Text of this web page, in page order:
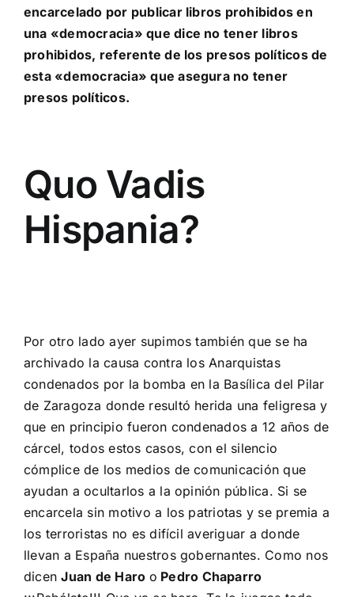
encarcelado por publicar libros prohibidos en
una «democracia» que dice no tener libros
prohibidos, referente de los presos políticos de
esta «democracia» que asegura no tener
presos políticos.
Quo Vadis
Hispania?
Por otro lado ayer supimos también que se ha
archivado la causa contra los Anarquistas
condenados por la bomba en la Basílica del Pilar
de Zaragoza donde resultó herida una feligresa y
que en principio fueron condenados a 12 años de
cárcel, todos estos casos, con el silencio
cómplice de los medios de comunicación que
ayudan a ocultarlos a la opinión pública. Si se
encarcela sin motivo a los patriotas y se premia a
los terroristas no es difícil averiguar a donde
llevan a España nuestros gobernantes. Como nos
dicenJuan de Haro o Pedro Chaparro